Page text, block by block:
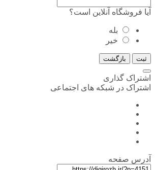
آیا فروشگاه آنلاین است؟
بله
خیر
ثبت بازگشت
اشتراک گذاری
اشتراک در شبکه های اجتماعی
آدرس صفحه